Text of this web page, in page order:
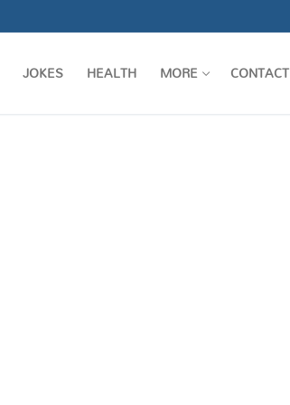
JOKES HEALTH MORE CONTACT